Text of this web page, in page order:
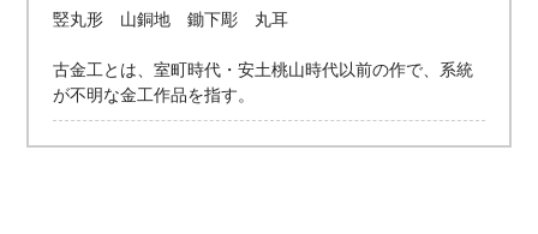
竪丸形 山銅地 鋤下彫 丸耳
古金工とは、室町時代・安土桃山時代以前の作で、系統
が不明な金工作品を指す。